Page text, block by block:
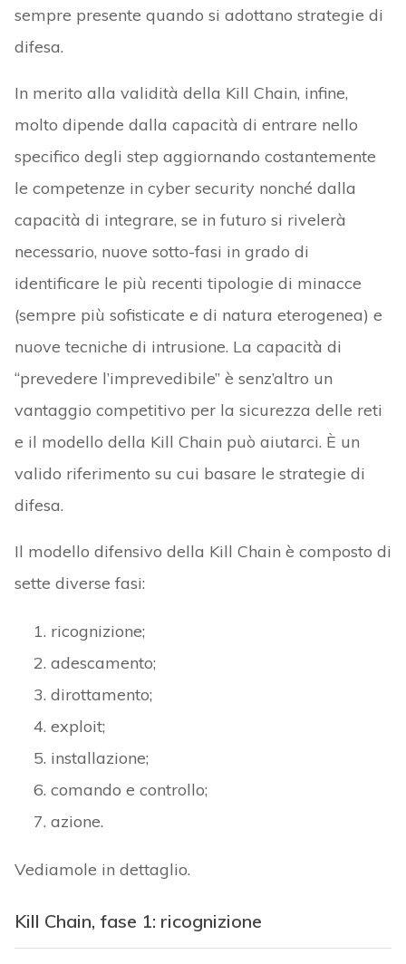
sempre presente quando si adottano strategie di
difesa.
In merito alla validità della Kill Chain, infine,
molto dipende dalla capacità di entrare nello
specifico degli step aggiornando costantemente
le competenze in cyber security nonché dalla
capacità di integrare, se in futuro si rivelerà
necessario, nuove sotto-fasi in grado di
identificare le più recenti tipologie di minacce
(sempre più sofisticate e di natura eterogenea) e
nuove tecniche di intrusione. La capacità di
“prevedere l’imprevedibile” è senz’altro un
vantaggio competitivo per la sicurezza delle reti
e il modello della Kill Chain può aiutarci. È un
valido riferimento su cui basare le strategie di
difesa.
Il modello difensivo della Kill Chain è composto di
sette diverse fasi:
ricognizione;
adescamento;
dirottamento;
exploit;
installazione;
comando e controllo;
azione.
Vediamole in dettaglio.
Kill Chain, fase 1: ricognizione